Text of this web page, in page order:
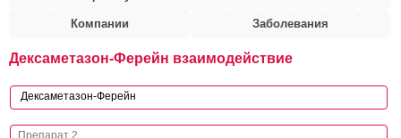
Компании Заболевания
Дексаметазон-Ферейн взаимодействие